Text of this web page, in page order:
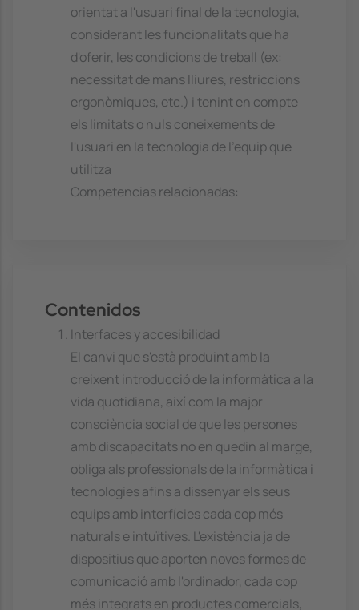
orientat a l'usuari final de la tecnologia,
considerant les funcionalitats que ha
d'oferir, les condicions de treball (ex:
necessitat de mans lliures, restriccions
ergonòmiques, etc.) i tenint en compte
els limitats o nuls coneixements de
l'usuari en la tecnologia de l'equip que
utilitza
Competencias relacionadas:
Contenidos
Interfaces y accesibilidad
El canvi que s'està produint amb la
creixent introducció de la informàtica a la
vida quotidiana, així com la major
consciència social de que les persones
amb discapacitats no en quedin al marge,
obliga als professionals de la informàtica i
tecnologies afins a dissenyar els seus
equips amb interfícies cada cop més
naturals e intuïtives. L'existència ja de
dispositius que aporten noves formes de
comunicació amb l'ordinador, cada cop
més integrats en productes comercials,